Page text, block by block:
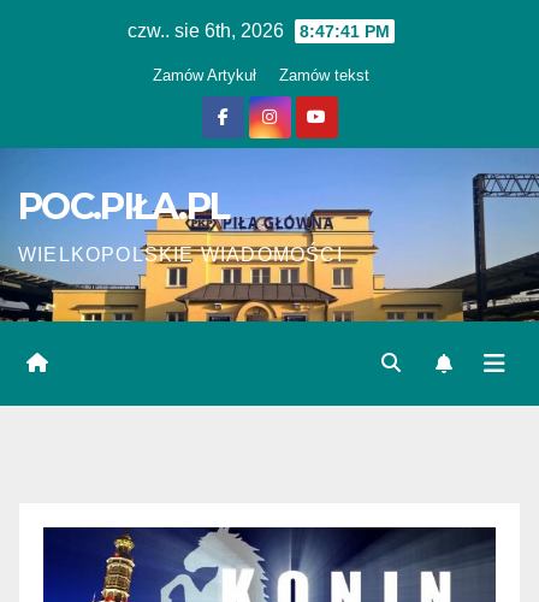
czw.. sie 6th, 2026 8:47:41 PM
Zamów Artykuł Zamów tekst
POC.PIŁA.PL
WIELKOPOLSKIE WIADOMOŚCI